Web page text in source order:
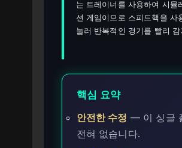
는 트레이너를 사용하여 시
션 게임이므로 스피드핵을
눌러 반복적인 경기를 빨리 감
핵심 요약
안전한 수정 — 이 싱글
전혀 없습니다.